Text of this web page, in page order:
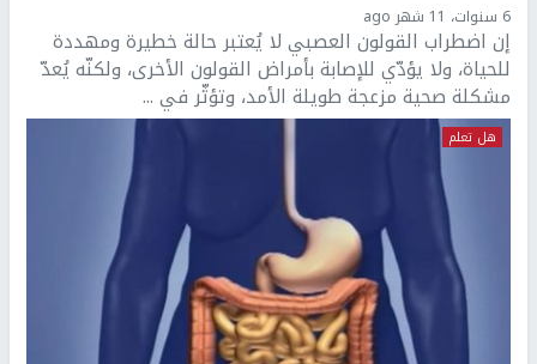
6 سنوات، 11 شهر ago
إن اضطراب القولون العصبي لا يُعتبر حالة خطيرة ومهددة
للحياة، ولا يؤدّي للإصابة بأمراض القولون الأخرى، ولكنّه يُعدّ
مشكلة صحية مزعجة طويلة الأمد، وتؤثّر في ...
هل تعلم